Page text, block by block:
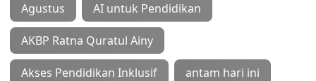
Agustus AI untuk Pendidikan
AKBP Ratna Quratul Ainy
Akses Pendidikan Inklusif antam hari ini